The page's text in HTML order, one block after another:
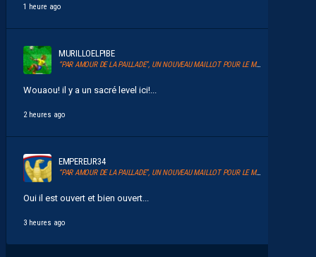
1 heure ago
MURILLOELPIBE
“PAR AMOUR DE LA PAILLADE”, UN NOUVEAU MAILLOT POUR LE MHSC
Wouaou! il y a un sacré level ici!...
2 heures ago
EMPEREUR34
“PAR AMOUR DE LA PAILLADE”, UN NOUVEAU MAILLOT POUR LE MHSC
Oui il est ouvert et bien ouvert...
3 heures ago